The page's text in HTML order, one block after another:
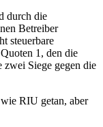
durch die
Betreiber
steuerbare
1, den die
zwei Siege gegen die
RIU getan, aber